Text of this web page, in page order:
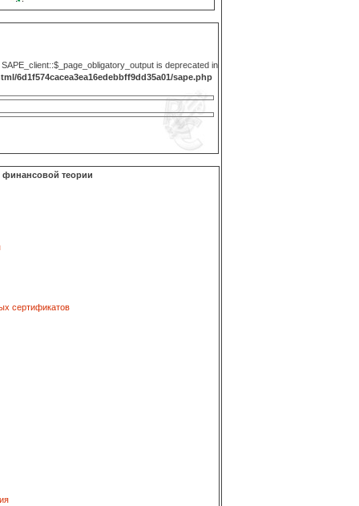
is deprecated in
6d1f574cacea3ea16edebbff9dd35a01/sape.php
финансовой теории
сертификатов